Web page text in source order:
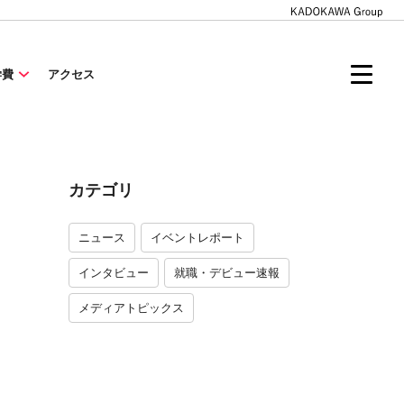
アクセス
カテゴリ
ニュース イベントレポート
インタビュー 就職・デビュー速報
メディアトピックス